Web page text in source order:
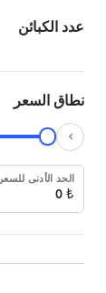
عدد الكبائن
نطاق السعر
الحد الأدنى للسعر
₺
0